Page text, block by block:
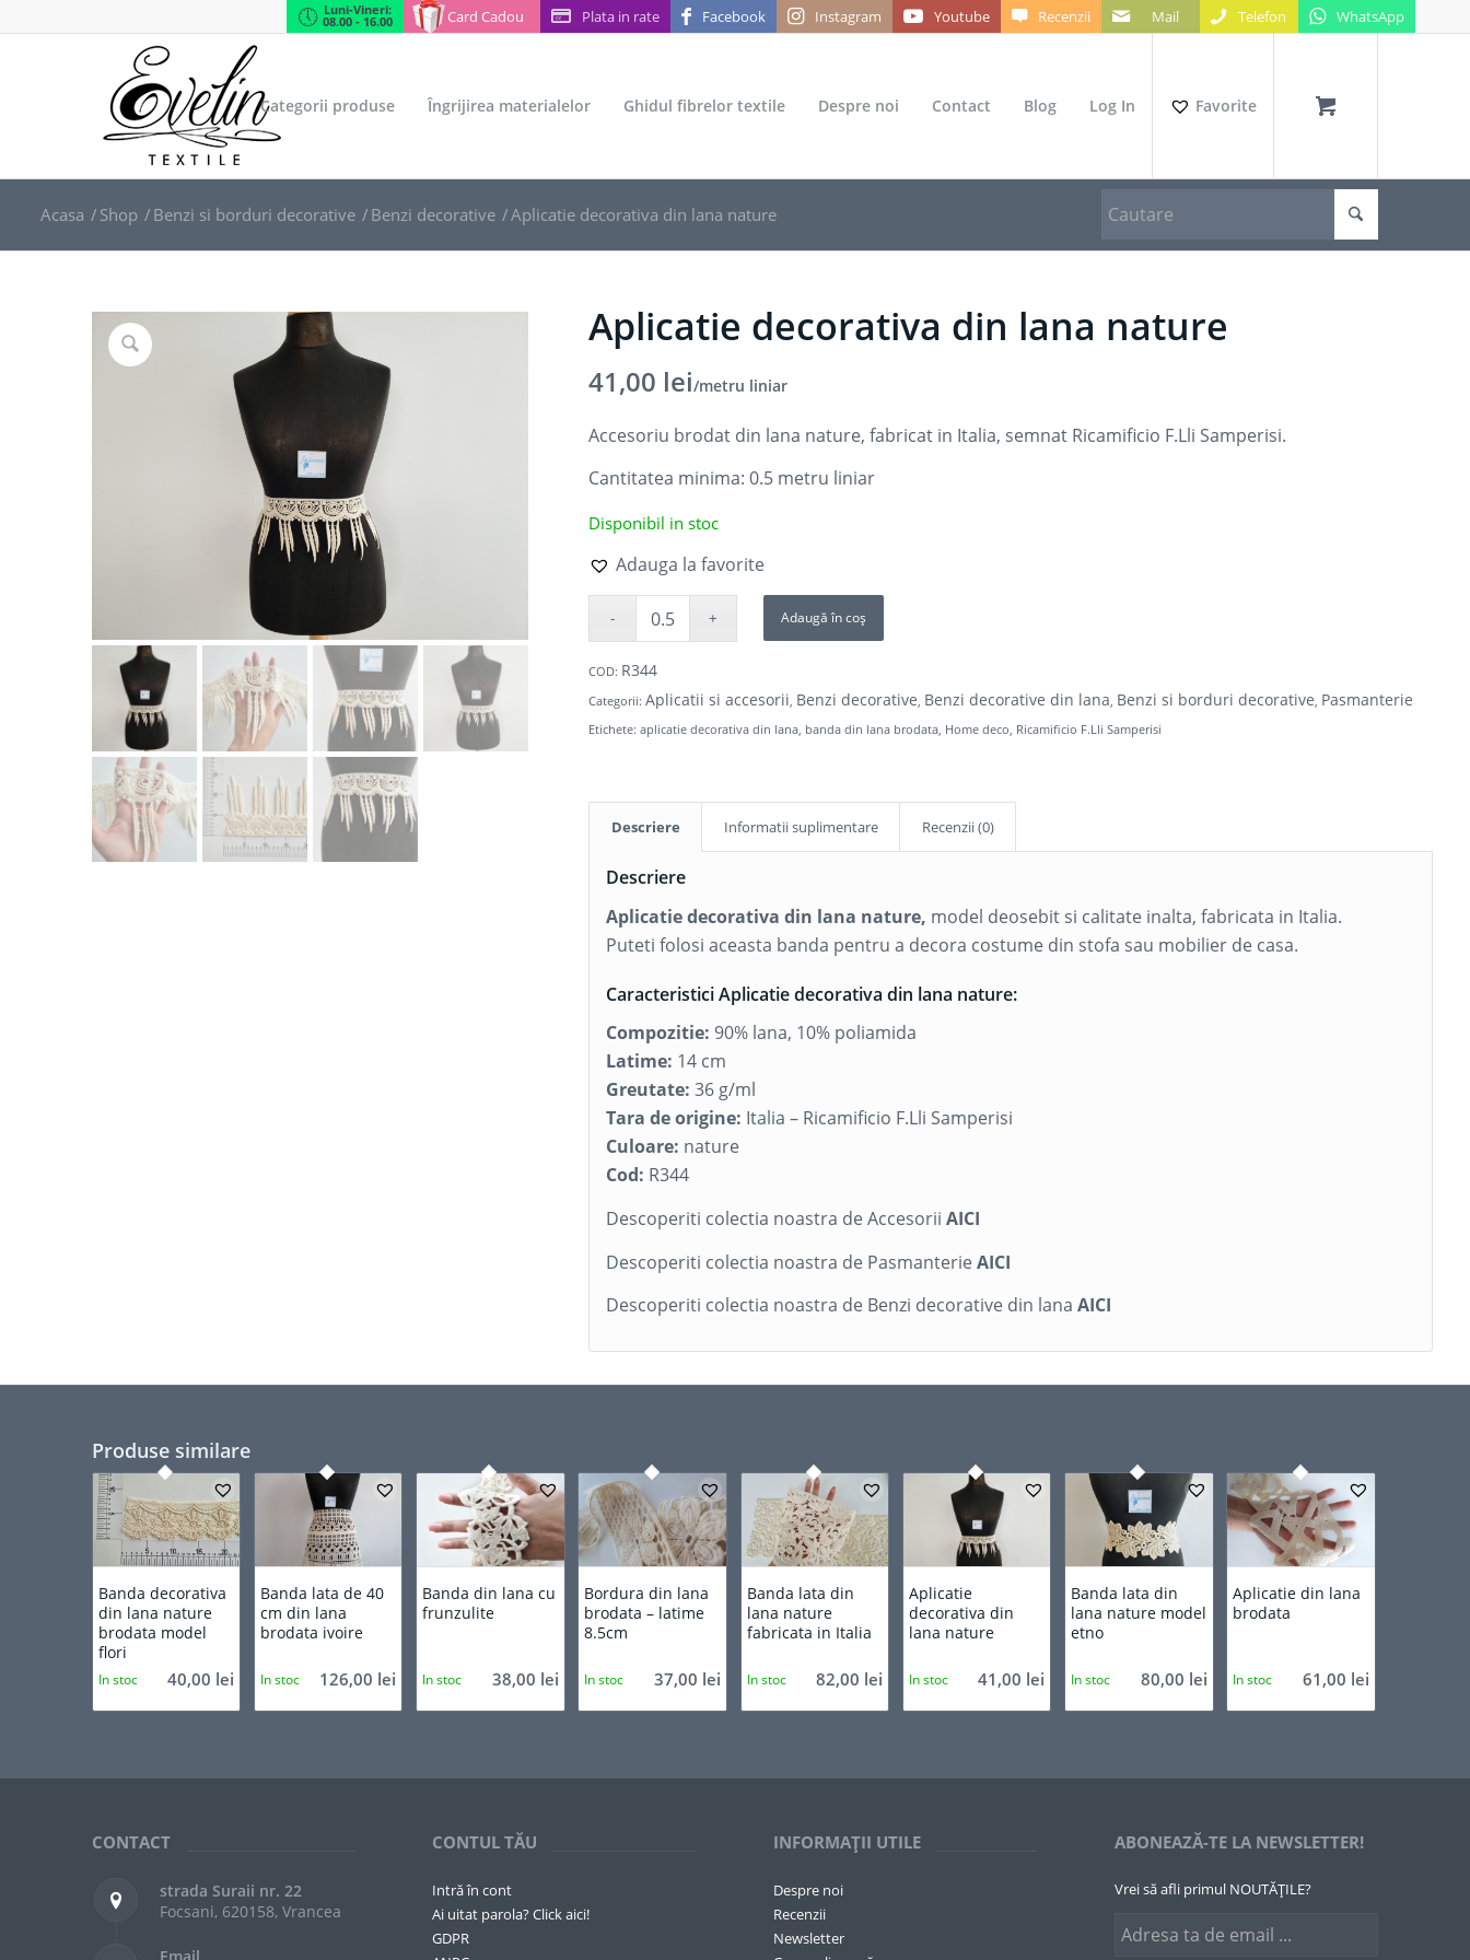
Card Cadou Plata in rate Facebook Instagram Youtube Recenzii Mail Telefon WhatsApp
Luni-Vineri:
08.00 - 16.00
Categorii produse Îngrijirea materialelor Ghidul fibrelor textile Despre noi Contact Blog Log In Favorite
Acasa / Shop / Benzi si borduri decorative / Benzi decorative /Aplicatie decorativa din lana nature
Aplicatie decorativa din lana nature
41,00 lei/metru liniar
Accesoriu brodat din lana nature, fabricat in Italia, semnat Ricamificio F.Lli Samperisi.
Cantitatea minima: 0.5 metru liniar
Disponibil in stoc
Adauga la favorite
Adaugă în coș
COD: R344
Categorii:Aplicatii si accesorii, Benzi decorative, Benzi decorative din lana, Benzi si borduri decorative, Pasmanterie
Etichete:aplicatie decorativa din lana, banda din lana brodata, Home deco, Ricamificio F.Lli Samperisi
Descriere Informatii suplimentare Recenzii (0)
Descriere
Aplicatie decorativa din lana nature, model deosebit si calitate inalta, fabricata in Italia.
Puteti folosi aceasta banda pentru a decora costume din stofa sau mobilier de casa.
Caracteristici Aplicatie decorativa din lana nature:
Compozitie: 90% lana, 10% poliamida
Latime: 14 cm
Greutate: 36 g/ml
Tara de origine: Italia – Ricamificio F.Lli Samperisi
Culoare: nature
Cod: R344
Descoperiti colectia noastra de AccesoriiAICI
Descoperiti colectia noastra de PasmanterieAICI
Descoperiti colectia noastra de Benzi decorative din lanaAICI
Produse similare
Banda decorativa
din lana nature
brodata model
flori
40,00 lei
In stoc
Banda lata de 40
cm din lana
brodata ivoire
126,00 lei
In stoc
Banda din lana cu
frunzulite
38,00 lei
In stoc
Bordura din lana
brodata – latime
8.5cm
37,00 lei
In stoc
Banda lata din
lana nature
fabricata in Italia
82,00 lei
In stoc
Aplicatie
decorativa din
lana nature
41,00 lei
In stoc
Banda lata din
lana nature model
etno
80,00 lei
In stoc
Aplicatie din lana
brodata
61,00 lei
In stoc
CONTACT
strada Suraii nr. 22
Focsani, 620158, Vrancea
CONTUL TĂU
Intră în cont
Ai uitat parola? Click aici!
GDPR
INFORMAȚII UTILE
Despre noi
Recenzii
Newsletter
ABONEAZĂ-TE LA NEWSLETTER!
Vrei să afli primul NOUTĂȚILE?